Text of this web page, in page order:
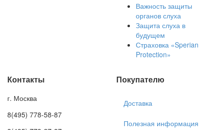
Важность защиты
органов слуха
Защита слуха в
будущем
Страховка «Sperian
Protection»
Контакты
г. Москва
8(495) 778-58-87
Покупателю
Доставка
Полезная информация